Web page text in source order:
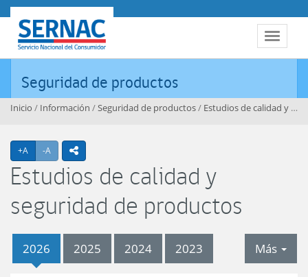
Contenido principal
Toggle
SERNAC
Seguridad de productos
Inicio / Información /Seguridad de productos/ Estudios de calidad y seguridad de productos
+A Agrandar texto
-A Achicar textoicono compartir
Estudios de calidad y
seguridad de productos
Más
2026 2025 2024 2023
2026